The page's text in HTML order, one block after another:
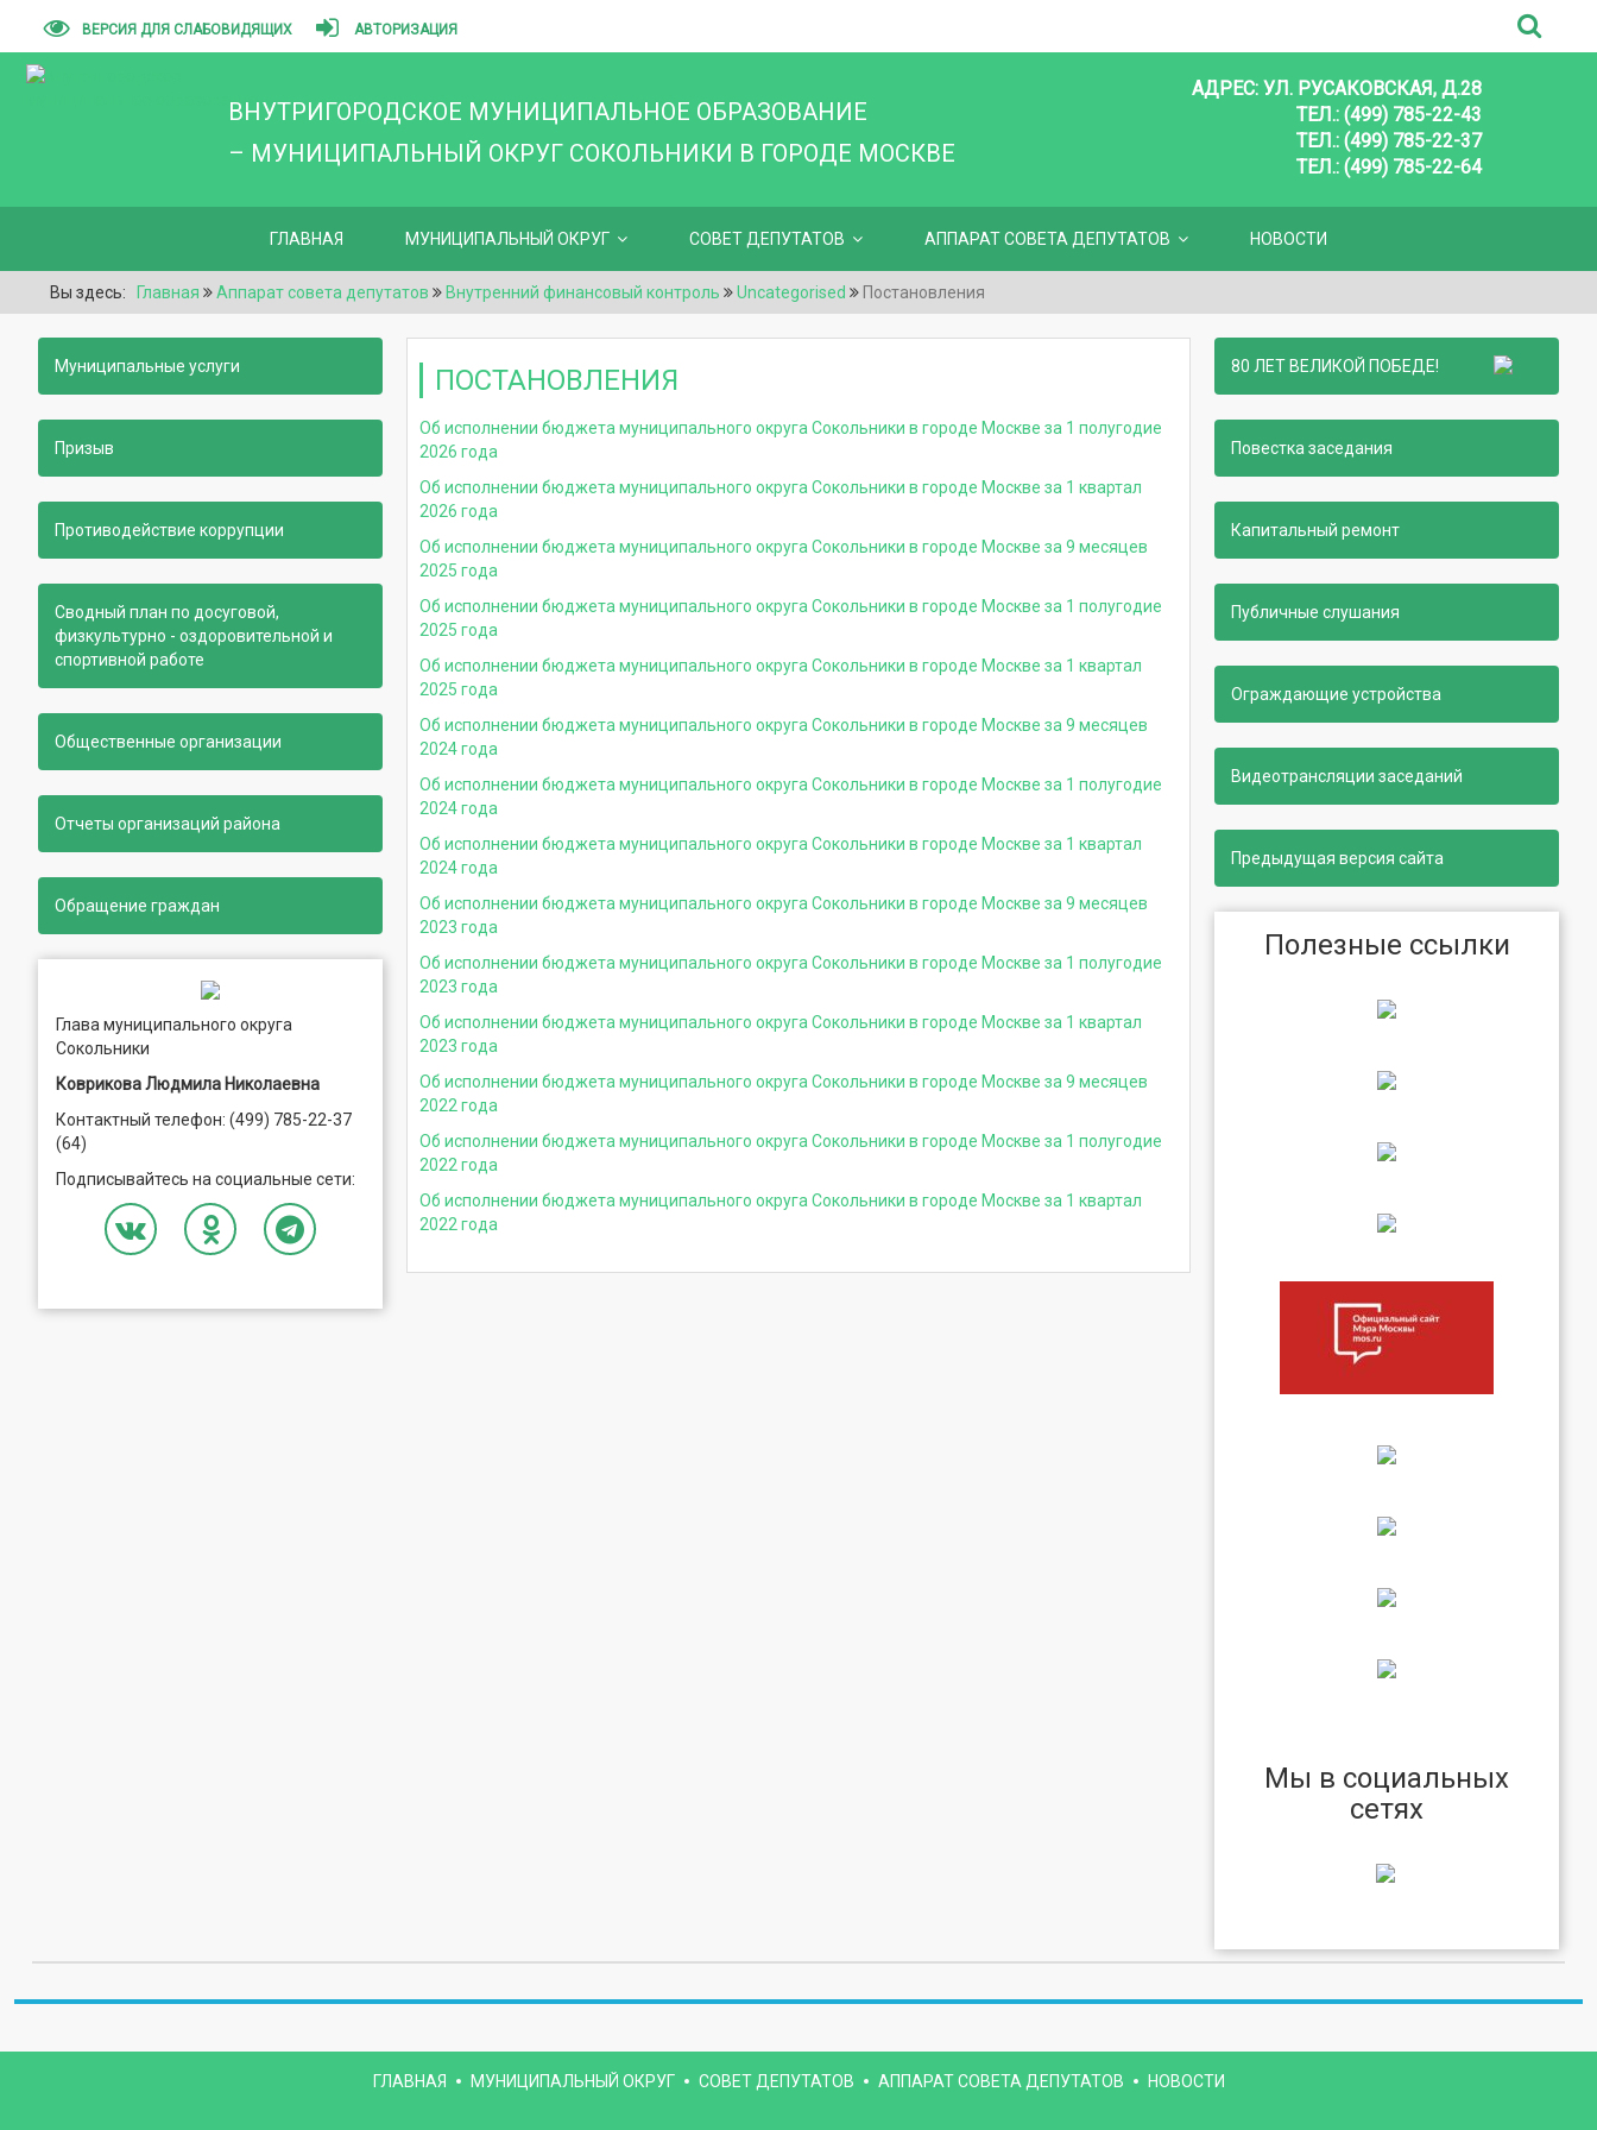
ВЕРСИЯ ДЛЯ СЛАБОВИДЯЩИХ АВТОРИЗАЦИЯ
ВНУТРИГОРОДСКОЕ МУНИЦИПАЛЬНОЕ ОБРАЗОВАНИЕ
– МУНИЦИПАЛЬНЫЙ ОКРУГ СОКОЛЬНИКИ В ГОРОДЕ МОСКВЕ
АДРЕС: УЛ. РУСАКОВСКАЯ, Д.28
ТЕЛ.: (499) 785-22-43
ТЕЛ.: (499) 785-22-37
ТЕЛ.: (499) 785-22-64
ГЛАВНАЯ МУНИЦИПАЛЬНЫЙ ОКРУГ СОВЕТ ДЕПУТАТОВ АППАРАТ СОВЕТА ДЕПУТАТОВ НОВОСТИ
Вы здесь: Главная Аппарат совета депутатов Внутренний финансовый контроль Uncategorised Постановления
Муниципальные услуги
Призыв
Противодействие коррупции
Сводный план по досуговой,
физкультурно - оздоровительной и
спортивной работе
Общественные организации
Отчеты организаций района
Обращение граждан
Глава муниципального округа
Сокольники
Коврикова Людмила Николаевна
Контактный телефон: (499) 785-22-37
(64)
Подписывайтесь на социальные сети:
ПОСТАНОВЛЕНИЯ
Об исполнении бюджета муниципального округа Сокольники в городе Москве за 1 полугодие
2026 года
Об исполнении бюджета муниципального округа Сокольники в городе Москве за 1 квартал
2026 года
Об исполнении бюджета муниципального округа Сокольники в городе Москве за 9 месяцев
2025 года
Об исполнении бюджета муниципального округа Сокольники в городе Москве за 1 полугодие
2025 года
Об исполнении бюджета муниципального округа Сокольники в городе Москве за 1 квартал
2025 года
Об исполнении бюджета муниципального округа Сокольники в городе Москве за 9 месяцев
2024 года
Об исполнении бюджета муниципального округа Сокольники в городе Москве за 1 полугодие
2024 года
Об исполнении бюджета муниципального округа Сокольники в городе Москве за 1 квартал
2024 года
Об исполнении бюджета муниципального округа Сокольники в городе Москве за 9 месяцев
2023 года
Об исполнении бюджета муниципального округа Сокольники в городе Москве за 1 полугодие
2023 года
Об исполнении бюджета муниципального округа Сокольники в городе Москве за 1 квартал
2023 года
Об исполнении бюджета муниципального округа Сокольники в городе Москве за 9 месяцев
2022 года
Об исполнении бюджета муниципального округа Сокольники в городе Москве за 1 полугодие
2022 года
Об исполнении бюджета муниципального округа Сокольники в городе Москве за 1 квартал
2022 года
80 ЛЕТ ВЕЛИКОЙ ПОБЕДЕ!
Повестка заседания
Капитальный ремонт
Публичные слушания
Ограждающие устройства
Видеотрансляции заседаний
Предыдущая версия сайта
Полезные ссылки
Мы в социальных
сетях
ГЛАВНАЯ МУНИЦИПАЛЬНЫЙ ОКРУГ СОВЕТ ДЕПУТАТОВ АППАРАТ СОВЕТА ДЕПУТАТОВ НОВОСТИ